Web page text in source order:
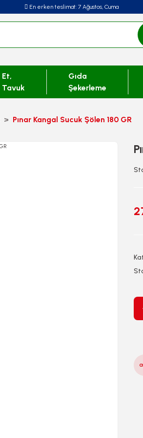
En erken teslimat: 7 Ağustos, Cuma
Et,
Tavuk
Gıda
Şekerleme
Pınar Kangal Sucuk Şölen 180 GR